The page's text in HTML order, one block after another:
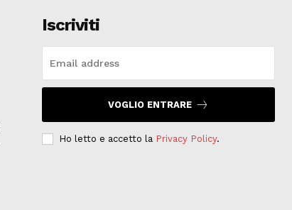
Iscriviti
VOGLIO ENTRARE
Ho letto e accetto la Privacy Policy.